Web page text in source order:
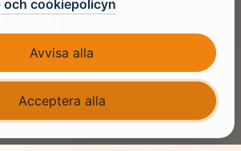
och
för team som säkrar riktiga
användare och partners.
cookiepolicyn
Avvisa alla
Acceptera alla